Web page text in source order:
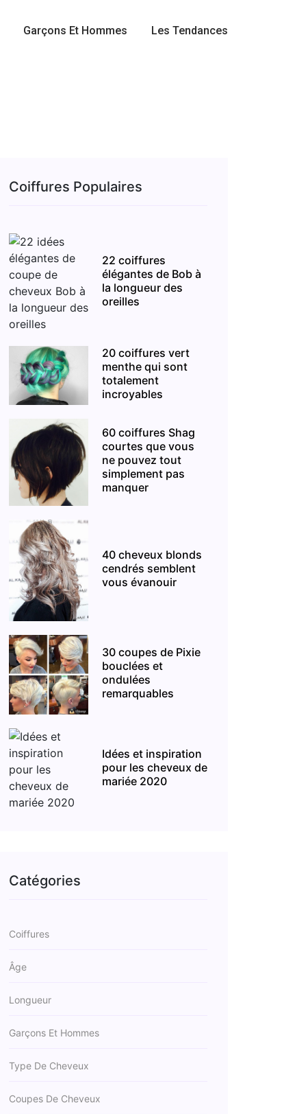
Garçons Et Hommes Les Tendances
Coiffures Populaires
22 coiffures
élégantes de Bob à
la longueur des
oreilles
20 coiffures vert
menthe qui sont
totalement
incroyables
60 coiffures Shag
courtes que vous
ne pouvez tout
simplement pas
manquer
40 cheveux blonds
cendrés semblent
vous évanouir
30 coupes de Pixie
bouclées et
ondulées
remarquables
Idées et inspiration
pour les cheveux de
mariée 2020
Catégories
Coiffures
Âge
Longueur
Garçons Et Hommes
Type De Cheveux
Coupes De Cheveux